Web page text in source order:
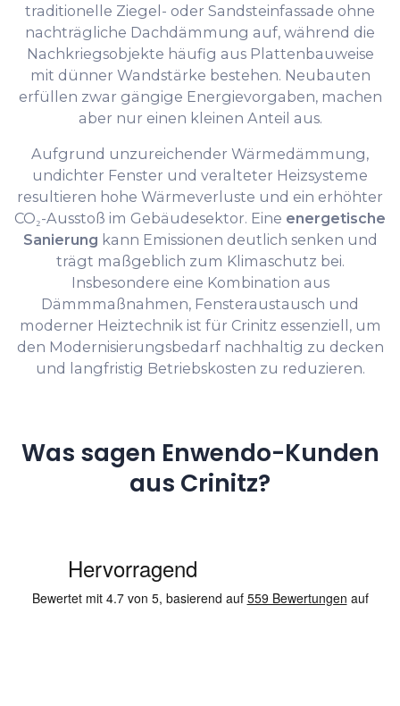
traditionelle Ziegel- oder Sandsteinfassade ohne
nachträgliche Dachdämmung auf, während die
Nachkriegsobjekte häufig aus Plattenbauweise
mit dünner Wandstärke bestehen. Neubauten
erfüllen zwar gängige Energievorgaben, machen
aber nur einen kleinen Anteil aus.
Aufgrund unzureichender Wärmedämmung,
undichter Fenster und veralteter Heizsysteme
resultieren hohe Wärmeverluste und ein erhöhter
CO₂-Ausstoß im Gebäudesektor. Eine energetische
Sanierung kann Emissionen deutlich senken und
trägt maßgeblich zum Klimaschutz bei.
Insbesondere eine Kombination aus
Dämmmaßnahmen, Fensteraustausch und
moderner Heiztechnik ist für Crinitz essenziell, um
den Modernisierungsbedarf nachhaltig zu decken
und langfristig Betriebskosten zu reduzieren.
Was sagen Enwendo-Kunden
aus Crinitz?